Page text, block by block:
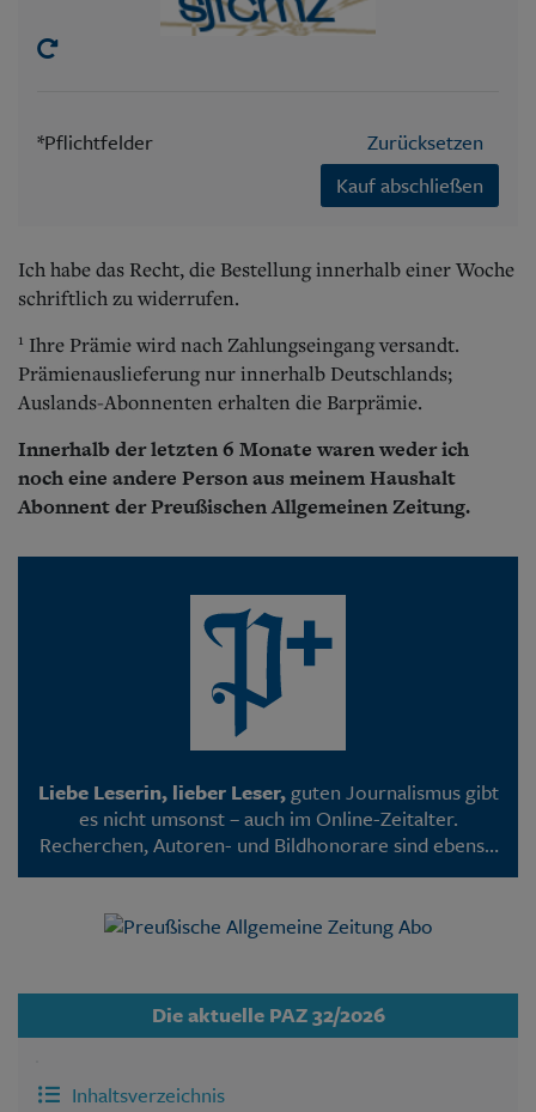
*Pflichtfelder
Zurücksetzen
Kauf abschließen
Ich habe das Recht, die Bestellung innerhalb einer Woche
schriftlich zu widerrufen.
1 Ihre Prämie wird nach Zahlungseingang versandt.
Prämienauslieferung nur innerhalb Deutschlands;
Auslands-Abonnenten erhalten die Barprämie.
Innerhalb der letzten 6 Monate waren weder ich
noch eine andere Person aus meinem Haushalt
Abonnent der Preußischen Allgemeinen Zeitung.
Liebe Leserin, lieber Leser,guten Journalismus gibt
es nicht umsonst – auch im Online-Zeitalter.
Recherchen, Autoren- und Bildhonorare sind ebenso
mit Kosten verbunden wie die Programmierung
wie inzwischen bei den meisten Medien – nur noch
Die aktuelle PAZ 32/2026
Inhaltsverzeichnis